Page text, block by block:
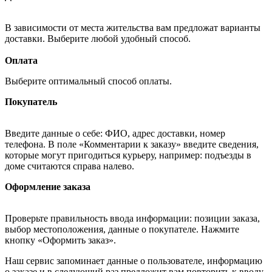
В зависимости от места жительства вам предложат варианты
доставки. Выберите любой удобный способ.
Оплата
Выберите оптимальный способ оплаты.
Покупатель
Введите данные о себе: ФИО, адрес доставки, номер
телефона. В поле «Комментарии к заказу» введите сведения,
которые могут пригодиться курьеру, например: подъезды в
доме считаются справа налево.
Оформление заказа
Проверьте правильность ввода информации: позиции заказа,
выбор местоположения, данные о покупателе. Нажмите
кнопку «Оформить заказ».
Наш сервис запоминает данные о пользователе, информацию